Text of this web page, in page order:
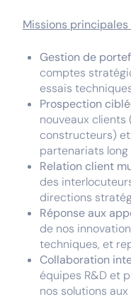
Missions principales
Gestion de
comptes
essais
Prospection
nouveaux clients
constructeurs)
partenariats long
Relation client
des
directions
Réponse aux
de nos
techniques, et
Collaboration
équipes R&D et
nos solutions